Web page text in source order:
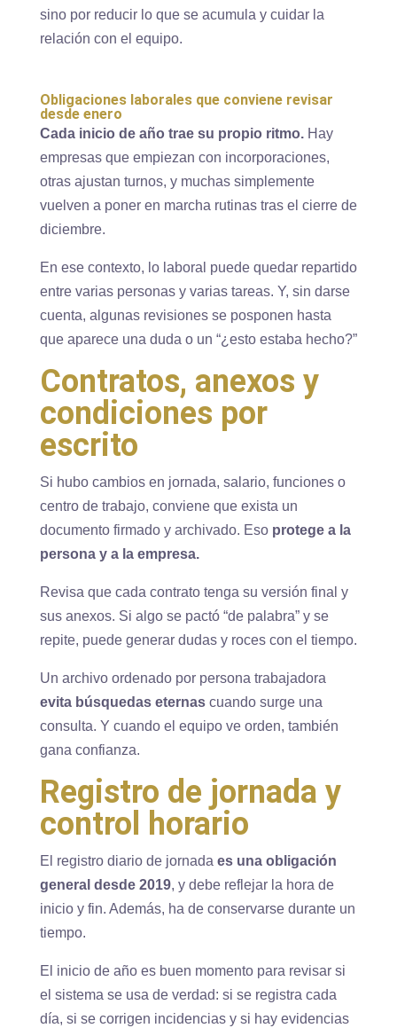
sino por reducir lo que se acumula y cuidar la
relación con el equipo.
Obligaciones laborales que conviene revisar
desde enero
Cada inicio de año trae su propio ritmo.Hay
empresas que empiezan con incorporaciones,
otras ajustan turnos, y muchas simplemente
vuelven a poner en marcha rutinas tras el cierre de
diciembre.
En ese contexto, lo laboral puede quedar repartido
entre varias personas y varias tareas. Y, sin darse
cuenta, algunas revisiones se posponen hasta
que aparece una duda o un “¿esto estaba hecho?”
Contratos, anexos y
condiciones por
escrito
Si hubo cambios en jornada, salario, funciones o
centro de trabajo, conviene que exista un
documento firmado y archivado. Eso protege a la
persona y a la empresa.
Revisa que cada contrato tenga su versión final y
sus anexos. Si algo se pactó “de palabra” y se
repite, puede generar dudas y roces con el tiempo.
Un archivo ordenado por persona trabajadora
evita búsquedas eternascuando surge una
consulta. Y cuando el equipo ve orden, también
gana confianza.
Registro de jornada y
control horario
El registro diario de jornada es una obligación
general desde 2019, y debe reflejar la hora de
inicio y fin. Además, ha de conservarse durante un
tiempo.
El inicio de año es buen momento para revisar si
el sistema se usa de verdad: si se registra cada
día, si se corrigen incidencias y si hay evidencias